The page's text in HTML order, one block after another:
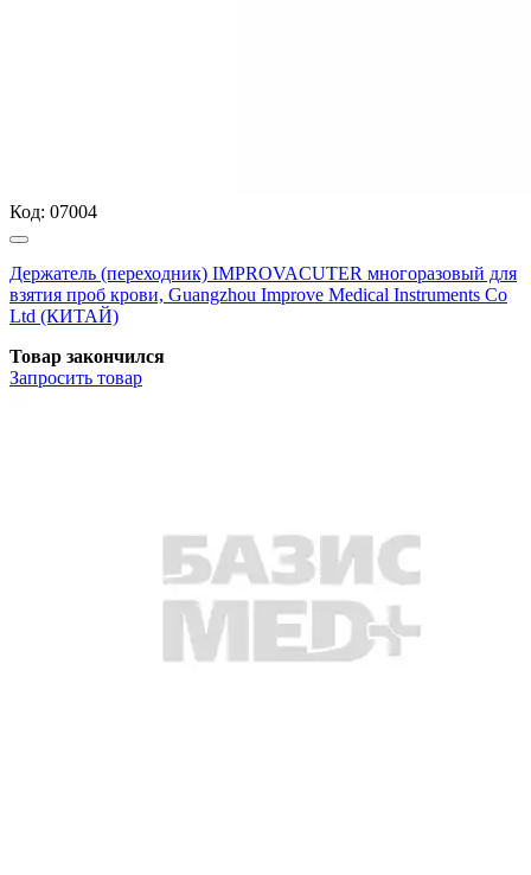
Код: 07004
Держатель (переходник) IMPROVACUTER многоразовый для
взятия проб крови, Guangzhou Improve Medical Instruments Co
Ltd (КИТАЙ)
Товар закончился
Запросить товар